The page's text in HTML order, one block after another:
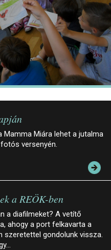
Mamma Miára lehet a jutalma
versenyén.
a REÖK-ben
a diafilmeket? A vetítő
ahogy a port felkavarta a
szeretettel gondolunk vissza.